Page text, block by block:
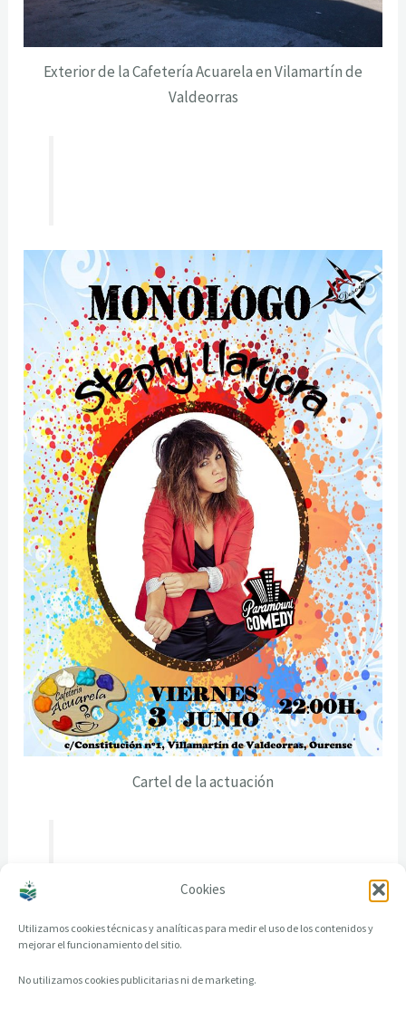
Cookies
Utilizamos cookies técnicas y analíticas para medir el uso de los contenidos y
mejorar el funcionamiento del sitio.
No utilizamos cookies publicitarias ni de marketing.
Exterior de la Cafetería Acuarela en Vilamartín de
Valdeorras
Cartel de la actuación